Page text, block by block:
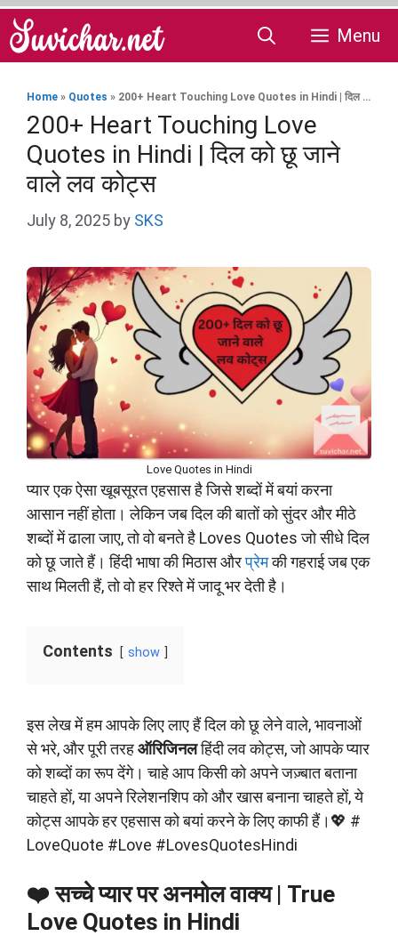
Skip
to
content
Menu
Home » Quotes » 200+ Heart Touching Love Quotes in Hindi | दिल को छू जाने वाले लव कोट्स
200+ Heart Touching Love
Quotes in Hindi | दिल को छू जाने
वाले लव कोट्स
July 8, 2025 by SKS
Love Quotes in Hindi
प्यार एक ऐसा खूबसूरत एहसास है जिसे शब्दों में बयां करना
आसान नहीं होता। लेकिन जब दिल की बातों को सुंदर और मीठे
शब्दों में ढाला जाए, तो वो बनते है Loves Quotes जो सीधे दिल
को छू जाते हैं। हिंदी भाषा की मिठास औरप्रेमकी गहराई जब एक
साथ मिलती हैं, तो वो हर रिश्ते में जादू भर देती है।
Contents show
इस लेख में हम आपके लिए लाए हैं दिल को छू लेने वाले, भावनाओं
से भरे, और पूरी तरहऑरिजिनलहिंदी लव कोट्स, जो आपके प्यार
को शब्दों का रूप देंगे। चाहे आप किसी को अपने जज़्बात बताना
चाहते हों, या अपने रिलेशनशिप को और खास बनाना चाहते हों, ये
कोट्स आपके हर एहसास को बयां करने के लिए काफी हैं।💖 #
LoveQuote #Love #LovesQuotesHindi
❤️ सच्चे प्यार पर अनमोल वाक्य | True
Love Quotes in Hindi